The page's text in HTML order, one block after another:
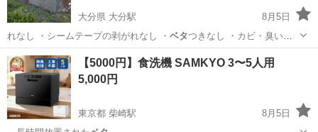
大分県 大分駅
8月5日
れなし ・シームテープの剥がれなし ・ ベタつきなし ・カビ・臭いな
し ・ポールの…
大分 大分市 大分駅 その他
【5000円】食洗機 SAMKYO 3〜5人用
5,000円
東京都 柴崎駅
8月5日